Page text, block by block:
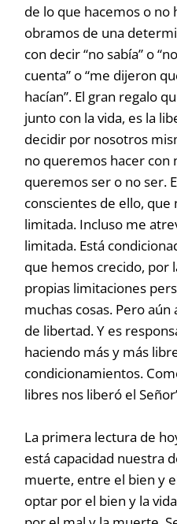
de lo que hacemos o no
obramos de una
con decir “no sabía” o
cuenta” o “me dijeron
hacían”. El gran regalo
junto con la vida, es la
decidir por nosotros
no queremos hacer con
queremos ser o no ser.
conscientes de ello,
limitada. Incluso me
limitada. Está
que hemos crecido, por
propias limitaciones
muchas cosas. Pero
de libertad. Y es
haciendo más y más
condicionamientos.
libres nos liberó el
La primera lectura de
está capacidad nuestra
muerte, entre el bien y
optar por el bien y la